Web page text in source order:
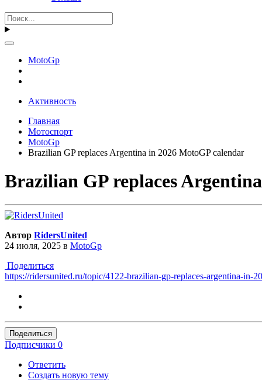
MotoGp
Активность
Главная
Мотоспорт
MotoGp
Brazilian GP replaces Argentina in 2026 MotoGP calendar
Brazilian GP replaces
Автор RidersUnited
24 июля, 2025 в MotoGp
Поделиться
https://ridersunited.ru/topic/4122-brazilian-gp-replaces-argentina-in-
Поделиться
Подписчики 0
Ответить
Создать новую тему